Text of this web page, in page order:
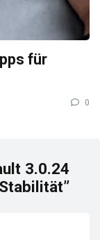
für
0
3.0.24